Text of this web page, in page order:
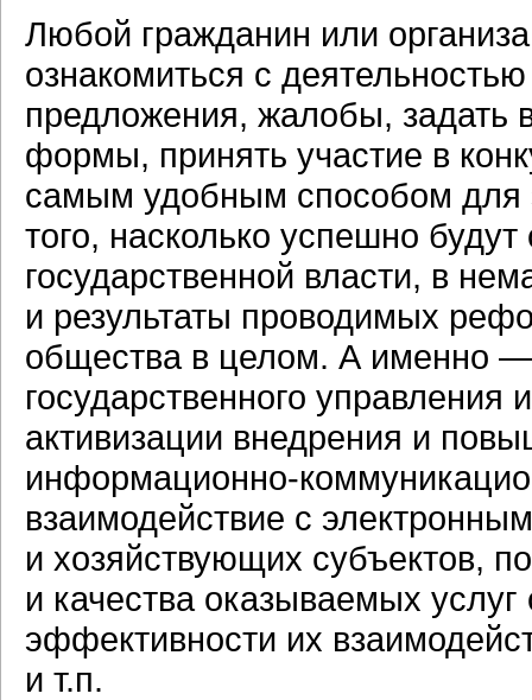
Любой гражданин или
ознакомиться с
предложения, жалобы, задать
формы, принять участие в
самым удобным способом для
того, насколько успешно
государственной власти, в
и результаты проводимых
общества в целом. А именно
государственного управления
активизации внедрения и
информационно-
взаимодействие с
и хозяйствующих субъектов,
и качества оказываемых
эффективности их
и т.п.